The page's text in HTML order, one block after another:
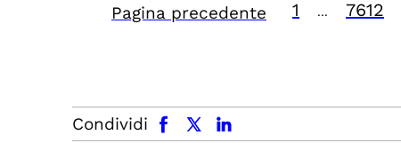
Pagina precedente 1 7612
Condividi
facebook x.com linkedin